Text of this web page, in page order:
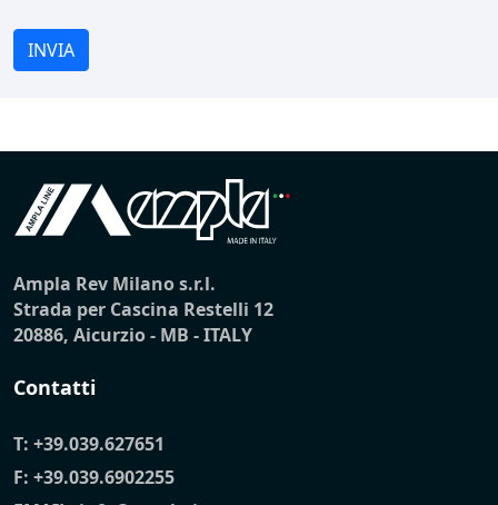
INVIA
Ampla Rev Milano s.r.l.
Strada per Cascina Restelli 12
20886, Aicurzio - MB - ITALY
Contatti
T: +39.039.627651
F: +39.039.6902255